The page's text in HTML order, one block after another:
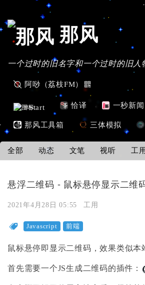
那风
一个过时的旧名字和一个过时的旧人
阿唦（荔枝FM）
#Start 恰译 一秒新闻
那风工具箱 三体模拟
全部 动态 文笔 视听 工
悬浮二维码 - 鼠标悬停显示二维
2021年4月28日 05:55 工用
Javascript 前端
鼠标悬停即显示二维码，效果类似本
首先需要一个JS生成二维码的插件：